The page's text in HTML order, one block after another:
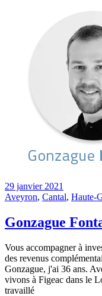
29 janvier 2021
Aveyron, Cantal, Haute-
Gonzague
Vous accompagner à
des revenus
Gonzague, j'ai 36 ans.
vivons à Figeac dans le
travaillé